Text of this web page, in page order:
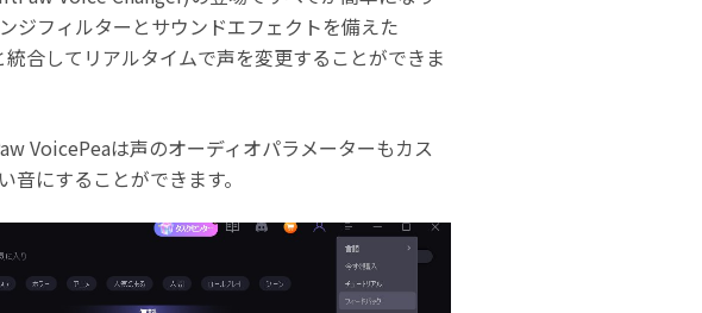
ジフィルターとサウンドエフェクトを備えた
合してリアルタイムで声を変更することができま
VoicePeaは声のオーディオパラメーターもカス
にすることができます。